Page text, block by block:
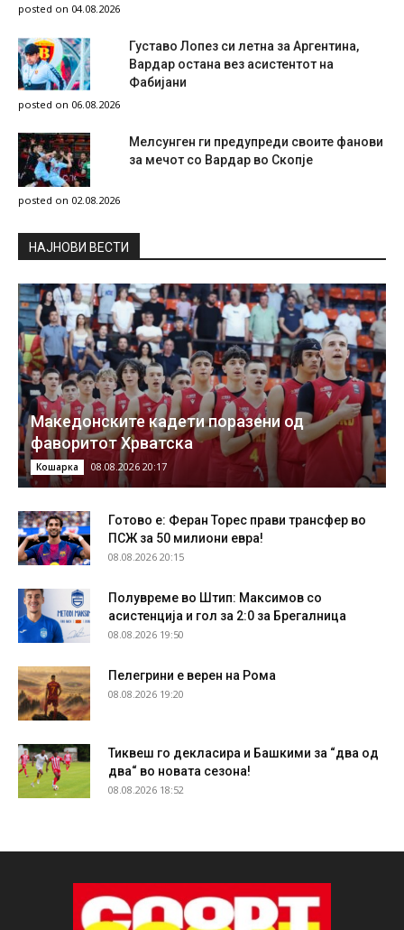
posted on 04.08.2026
Густаво Лопез си летна за Аргентина,
Вардар остана вез асистентот на
Фабијани
posted on 06.08.2026
Мелсунген ги предупреди своите фанови
за мечот со Вардар во Скопје
posted on 02.08.2026
НAЈНОВИ ВЕСТИ
Македонските кадети поразени од
фаворитот Хрватска
Кошарка 08.08.2026 20:17
Готово е: Феран Торес прави трансфер во
ПСЖ за 50 милиони евра!
08.08.2026 20:15
Полувреме во Штип: Максимов со
асистенција и гол за 2:0 за Брегалница
08.08.2026 19:50
Пелегрини е верен на Рома
08.08.2026 19:20
Тиквеш го декласира и Башкими за “два од
два“ во новата сезона!
08.08.2026 18:52